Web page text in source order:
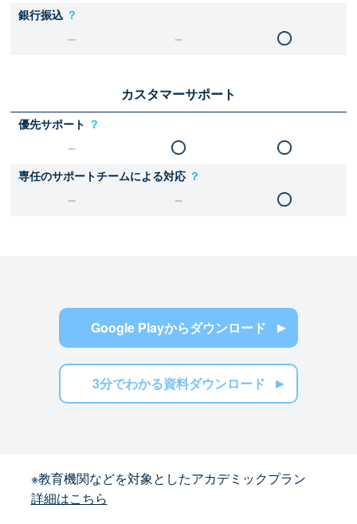
銀行振込 ？
カスタマーサポート
優先サポート ？
専任のサポートチームによる対応 ？
Google Playからダウンロード
3分でわかる資料ダウンロード
※教育機関などを対象としたアカデミックプラン
詳細はこちら